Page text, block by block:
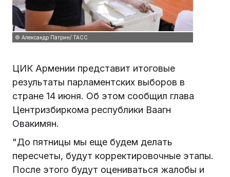
© Александр Патрин/ ТАСС
ЦИК Армении представит итоговые
результаты парламентских выборов в
стране 14 июня. Об этом сообщил глава
Центризбиркома республики Ваагн
Овакимян.
"До пятницы мы еще будем делать
пересчеты, будут корректировочные этапы.
После этого будут оцениваться жалобы и